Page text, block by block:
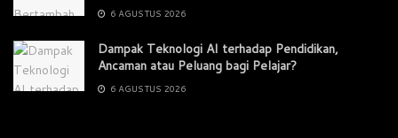
6 AGUSTUS 2026
Dampak Teknologi AI terhadap Pendidikan,
Ancaman atau Peluang bagi Pelajar?
6 AGUSTUS 2026